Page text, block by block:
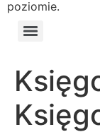
poziomie.